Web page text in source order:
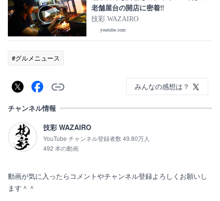
老舗屋台の開店に密着‼
技彩 WAZAIRO
youtube.com
#グルメニュース
みんなの感想は？
チャンネル情報
技彩 WAZAIRO
YouTube チャンネル登録者数 49.80万人
492 本の動画
動画が気に入ったらコメントやチャンネル登録よろしくお願いし
ます＾＾